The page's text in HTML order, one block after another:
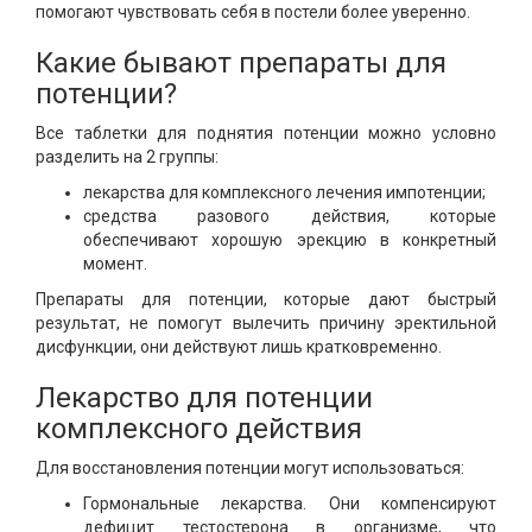
помогают чувствовать себя в постели более уверенно.
Какие бывают препараты для
потенции?
Все таблетки для поднятия потенции можно условно
разделить на 2 группы:
лекарства для комплексного лечения импотенции;
средства разового действия, которые
обеспечивают хорошую эрекцию в конкретный
момент.
Препараты для потенции, которые дают быстрый
результат, не помогут вылечить причину эректильной
дисфункции, они действуют лишь кратковременно.
Лекарство для потенции
комплексного действия
Для восстановления потенции могут использоваться:
Гормональные лекарства. Они компенсируют
дефицит тестостерона в организме, что